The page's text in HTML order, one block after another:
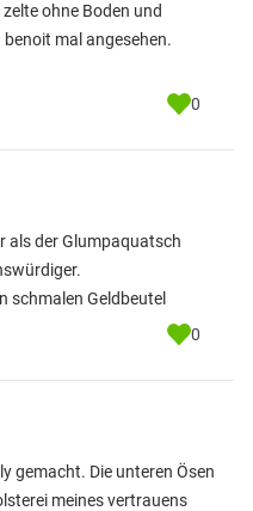
ohne Boden und
mal angesehen.
0
als der Glumpaquatsch
schmalen Geldbeutel
0
gemacht. Die unteren Ösen
meines vertrauens